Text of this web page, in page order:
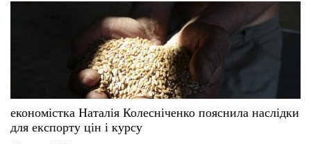
економістка Наталія Колесніченко пояснила наслідки
для експорту цін і курсу